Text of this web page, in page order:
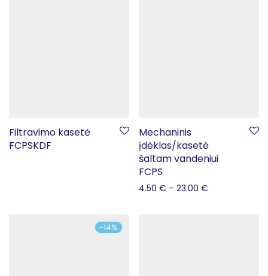
Filtravimo kasetė
FCPSKDF
Mechaninis
įdėklas/kasetė
šaltam vandeniui
FCPS
4.50 € – 23.00 €
-14%